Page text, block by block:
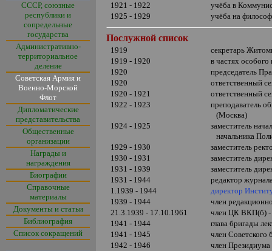
СССР, союзные
республики и
сопредельные
государства
Административно-
территориальное
деление
Советская Армия и
Военно-Морской
Флот
Дипломатические
представительства
Общественные
организации
Награды и
награждения
Биографии
Справочные
материалы
Документы и статьи
Библиография
Список сокращений
1921 - 1922
учёба в
1925 - 1929
учёба на
Послужной список
1919
секретарь
1919 - 1920
в частях
1920
председатель
1920
ответственный
1920 - 1921
ответственный
1922 - 1923
преподаватель
(Москва)
1924 - 1925
заместитель
начальника
1929 - 1930
заместитель
1930 - 1931
заместитель
1931 - 1939
заместитель
1931 - 1944
редактор
1.1939 - 1944
директор
1939 - 1944
член
21.3.1939 - 17.10.1961
член ЦК ВКП(б)
1941 - 1944
глава бригады
1941 - 1945
член
1942 - 1946
член